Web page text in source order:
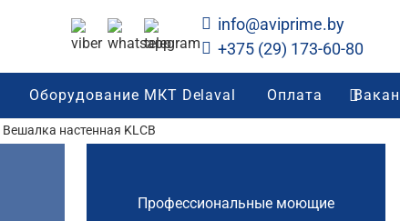
info@aviprime.by
+375 (29) 173-60-80
Оборудование МКТ Delaval Оплата
Вешалка настенная KLCB
Профессиональные моющие